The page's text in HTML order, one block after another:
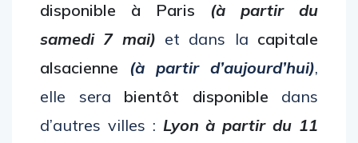
disponible à Paris
(à partir du
samedi 7 mai) et dans la capitale
alsacienne
(à partir d’aujourd’hui),
elle sera bientôt disponible dans
d’autres villes : Lyon à partir du 11